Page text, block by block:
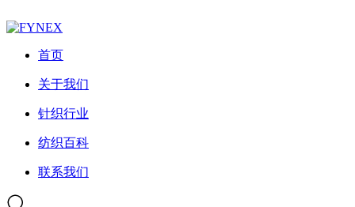
首页
关于我们
针织行业
纺织百科
联系我们